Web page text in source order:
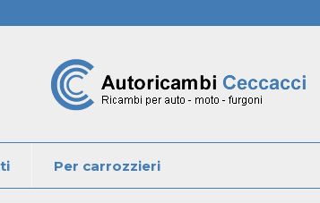
Per carrozzieri